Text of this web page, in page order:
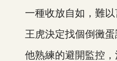
一種收放自如，難以
王虎決定找個倒黴蛋
他熟練的避開監控，